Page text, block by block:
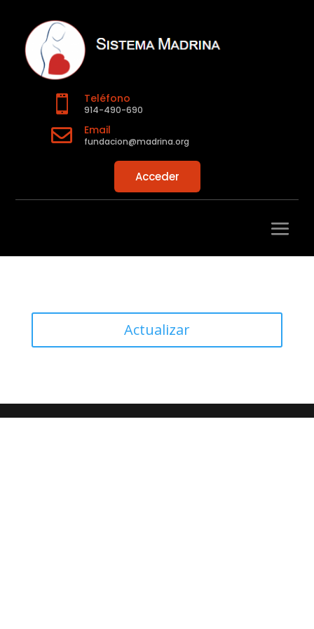
 Teléfono
914-490-690
 Email
fundacion@madrina.org
Acceder
Actualizar